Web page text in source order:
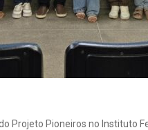
Projeto Pioneiros no Instituto